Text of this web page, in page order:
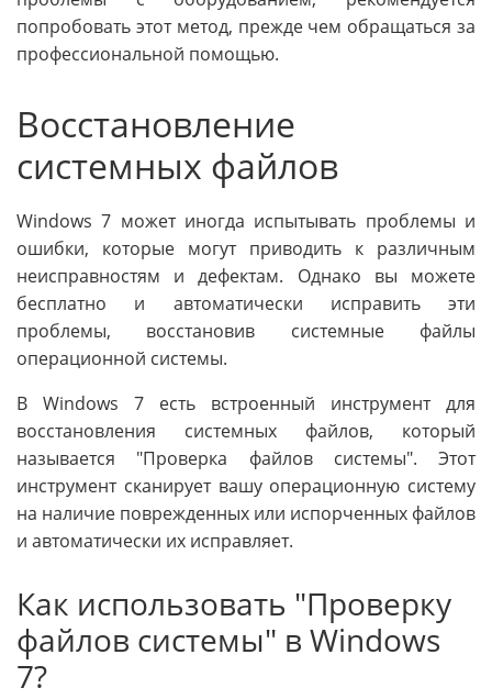
попробовать этот метод, прежде чем обращаться за
профессиональной помощью.
Восстановление
системных файлов
Windows 7 может иногда испытывать проблемы и
ошибки, которые могут приводить к различным
неисправностям и дефектам. Однако вы можете
бесплатно и автоматически исправить эти
проблемы, восстановив системные файлы
операционной системы.
В Windows 7 есть встроенный инструмент для
восстановления системных файлов, который
называется "Проверка файлов системы". Этот
инструмент сканирует вашу операционную систему
на наличие поврежденных или испорченных файлов
и автоматически их исправляет.
Как использовать "Проверку
файлов системы" в Windows
7?